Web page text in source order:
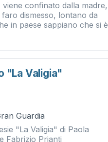
confinato dalla madre,
dismesso, lontano da
in paese sappiano che si è
"la Valigia"
Guardia
"La Valigia" di Paola
Fabrizio Prianti